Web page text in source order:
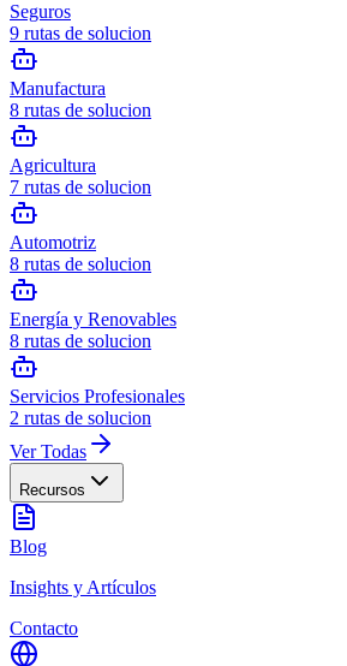
Seguros
9 rutas de solucion
Manufactura
8 rutas de solucion
Agricultura
7 rutas de solucion
Automotriz
8 rutas de solucion
Energía y Renovables
8 rutas de solucion
Servicios Profesionales
2 rutas de solucion
Ver Todas
Recursos
Blog
Insights y Artículos
Contacto